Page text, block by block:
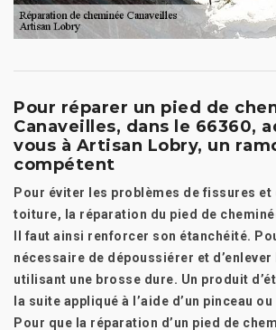
Pour réparer un pied de
Canaveilles, dans le 66360,
vous à Artisan Lobry, un
compétent
Pour éviter les problèmes de fissures et
toiture, la réparation du pied de
Il faut ainsi renforcer son étanchéité.
nécessaire de dépoussiérer et
utilisant une brosse dure. Un produit
la suite appliqué à l’aide d’un pinceau
Pour que la réparation d’un pied de